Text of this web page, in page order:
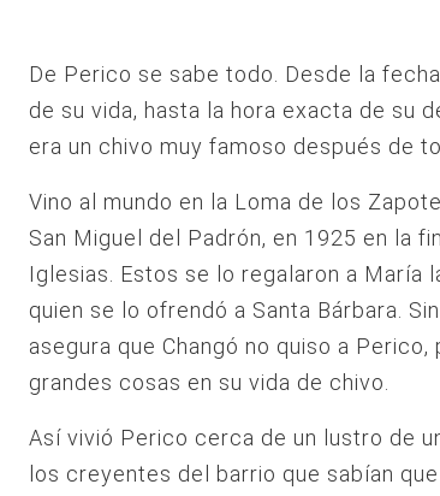
De Perico se sabe todo. Desde la
de su vida, hasta la hora exacta de su
era un chivo muy famoso después de
Vino al mundo en la Loma de los
San Miguel del Padrón, en 1925 en la
Iglesias. Estos se lo regalaron a María
quien se lo ofrendó a Santa Bárbara.
asegura que Changó no quiso a
grandes cosas en su vida de chivo.
Así vivió Perico cerca de un lustro de
los creyentes del barrio que sabían